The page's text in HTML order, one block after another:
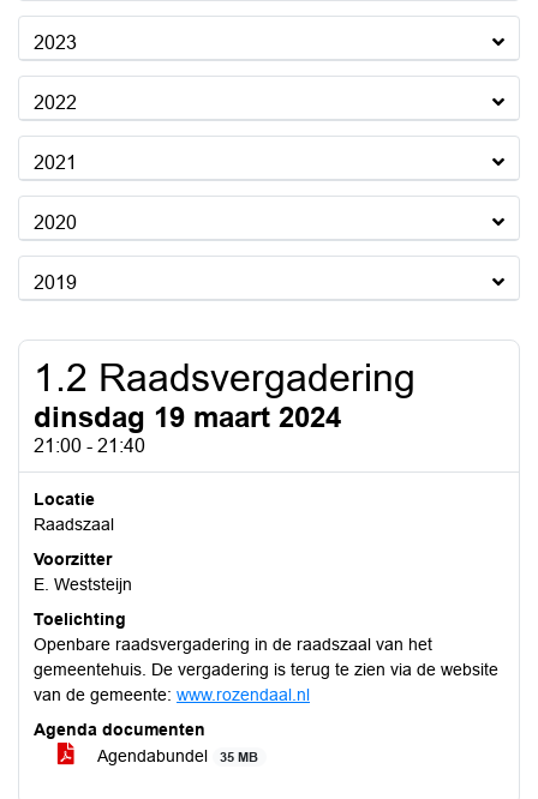
2023
2022
2021
2020
2019
1.2 Raadsvergadering
dinsdag 19 maart 2024
21:00 - 21:40
Locatie
Raadszaal
Voorzitter
E. Weststeijn
Toelichting
Openbare raadsvergadering in de raadszaal van het
gemeentehuis. De vergadering is terug te zien via de website
van de gemeente: www.rozendaal.nl
Agenda documenten
Agendabundel
35 MB